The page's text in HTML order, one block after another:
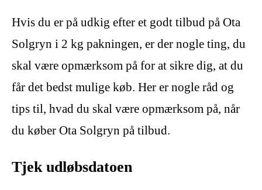
Hvis du er på udkig efter et godt tilbud på Ota
Solgryn i 2 kg pakningen, er der nogle ting, du
skal være opmærksom på for at sikre dig, at du
får det bedst mulige køb. Her er nogle råd og
tips til, hvad du skal være opmærksom på, når
du køber Ota Solgryn på tilbud.
Tjek udløbsdatoen